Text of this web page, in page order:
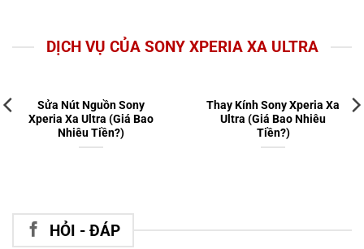
DỊCH VỤ CỦA SONY XPERIA XA ULTRA
Sửa Nút Nguồn Sony
Xperia Xa Ultra (Giá Bao
Nhiêu Tiền?)
Thay Kính Sony Xperia Xa
Ultra (Giá Bao Nhiêu
Tiền?)
HỎI - ĐÁP